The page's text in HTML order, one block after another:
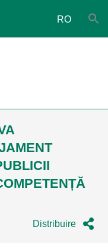
RO
Distribuire